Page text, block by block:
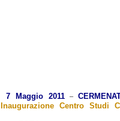
7 Maggio 2011–
Inaugurazione Centro Studi